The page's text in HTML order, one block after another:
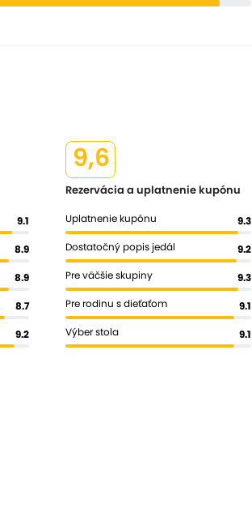
9.1
8.9
8.9
8.7
9.2
9,6
Rezervácia a uplatnenie kupónu
Uplatnenie kupónu
9.3
Dostatočný popis jedál
9.2
Pre väčšie skupiny
9.3
Pre rodinu s dieťaťom
9.1
Výber stola
9.1